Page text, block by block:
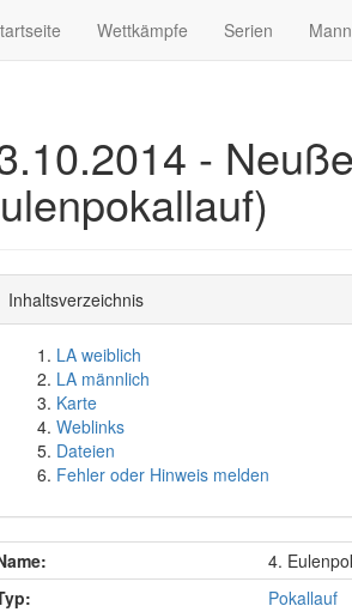
Wettkämpfe Serien
-
Inhaltsverzeichnis
LA weiblich
LA männlich
Karte
Weblinks
Dateien
Fehler oder Hinweis melden
4.
Pokallauf